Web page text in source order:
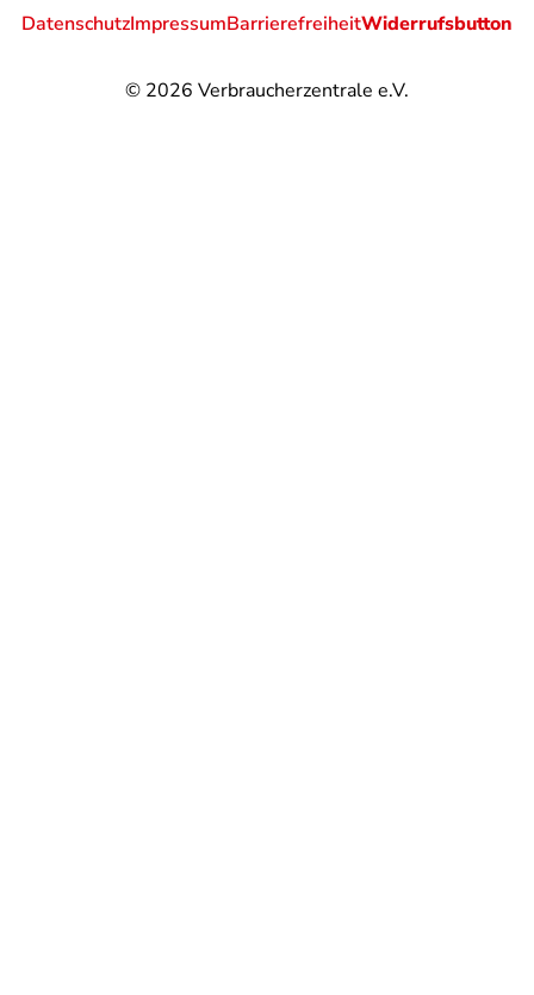
© 2026 Verbraucherzentrale e.V.
DatenschutzImpressumBarrierefreiheitWiderrufsbutton